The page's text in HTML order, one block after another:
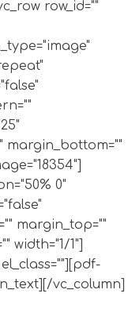
row_id=""
margin_bottom=""
0"
margin_top=""
width="1/1"]
vc_column]